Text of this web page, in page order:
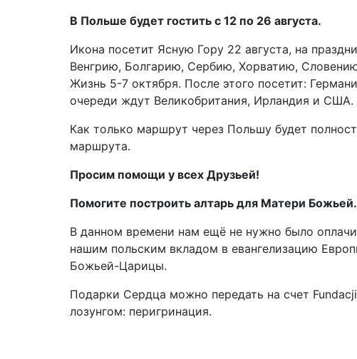
В Польше будет гостить с 12 по 26 августа.
Икона посетит Ясную Гору 22 августа, на
Венгрию, Болгарию, Сербию, Хорватию,
Жизнь 5-7 октября. После этого посетит:
очереди ждут Великобритания, Ирландия и США.
Как только маршрут через Польшу будет
маршрута.
Просим помощи у всех Друзьей!
Помогите построить алтарь для Матери Божьей.
В данном времени нам ещё не нужно было
нашим польским вкладом в евангелизацию
Божьей-Царицы.
Подарки Сердца можно передать на счет
лозунгом: перигринация.